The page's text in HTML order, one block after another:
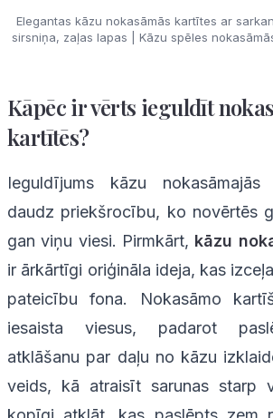
Elegantas kāzu nokasāmās kartītes ar
sirsniņa, zaļas lapas | Kāzu spēles
Kāpēc ir vērts ieguldīt
kartītēs?
Ieguldījums kāzu
daudz priekšrocību, ko novērtēs
gan viņu viesi. Pirmkārt, kāzu
ir ārkārtīgi oriģināla ideja, kas
pateicību fona. Nokasāmo
iesaista viesus, padarot
atklāšanu par daļu no kāzu
veids, kā atraisīt sarunas starp